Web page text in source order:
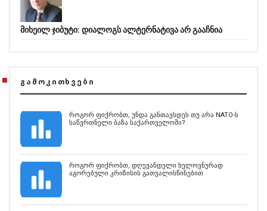
მიხეილ ჯიბუტი: დიალოგს ალტერნატივა არ გააჩნია
ᲒᲐᲛᲝᲙᲘᲗᲮᲕᲔᲑᲘ
როგორ ფიქრობთ, უნდა განთავსდეს თუ არა NATO-ს
საწვრთნელი ბაზა საქართველოში?
როგორ ფიქრობთ, დღევანდელი ხელოვნურად
აგორებული კრიზისის გათვალისწინებით